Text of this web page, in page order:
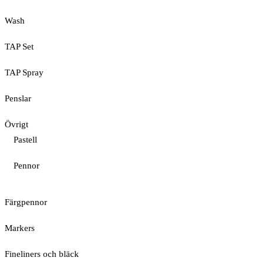
Wash
TAP Set
TAP Spray
Penslar
Övrigt
Pastell
Pennor
Färgpennor
Markers
Fineliners och bläck